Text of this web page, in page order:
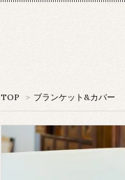
TOP > ブランケット&カバー